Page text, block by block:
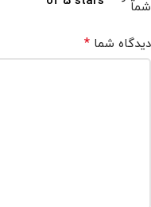
شما
دیدگاه شما *